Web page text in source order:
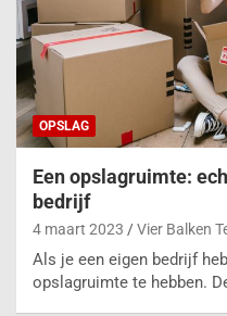
OPSLAG
Een opslagruimte:
bedrijf
4 maart 2023 Vier Balken
Als je een eigen bedrijf
opslagruimte te hebben.